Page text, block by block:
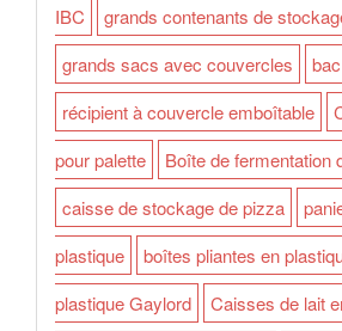
IBC
grands contenants de
grands sacs avec couvercles
récipient à couvercle emboîtable
pour palette
Boîte de fermentation
caisse de stockage de pizza
plastique
boîtes pliantes en
plastique Gaylord
Caisses de lait